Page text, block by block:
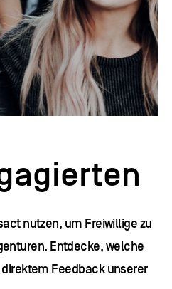
nutzen, um Freiwillige zu
Entdecke, welche
Feedback unserer